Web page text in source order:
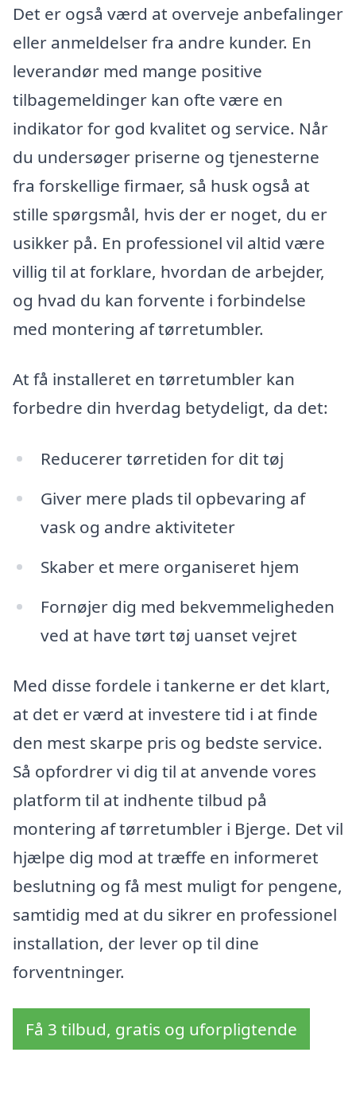
Det er også værd at overveje anbefalinger
eller anmeldelser fra andre kunder. En
leverandør med mange positive
tilbagemeldinger kan ofte være en
indikator for god kvalitet og service. Når
du undersøger priserne og tjenesterne
fra forskellige firmaer, så husk også at
stille spørgsmål, hvis der er noget, du er
usikker på. En professionel vil altid være
villig til at forklare, hvordan de arbejder,
og hvad du kan forvente i forbindelse
med montering af tørretumbler.
At få installeret en tørretumbler kan
forbedre din hverdag betydeligt, da det:
Reducerer tørretiden for dit tøj
Giver mere plads til opbevaring af
vask og andre aktiviteter
Skaber et mere organiseret hjem
Fornøjer dig med bekvemmeligheden
ved at have tørt tøj uanset vejret
Med disse fordele i tankerne er det klart,
at det er værd at investere tid i at finde
den mest skarpe pris og bedste service.
Så opfordrer vi dig til at anvende vores
platform til at indhente tilbud på
montering af tørretumbler i Bjerge. Det vil
hjælpe dig mod at træffe en informeret
beslutning og få mest muligt for pengene,
samtidig med at du sikrer en professionel
installation, der lever op til dine
forventninger.
Få 3 tilbud, gratis og uforpligtende